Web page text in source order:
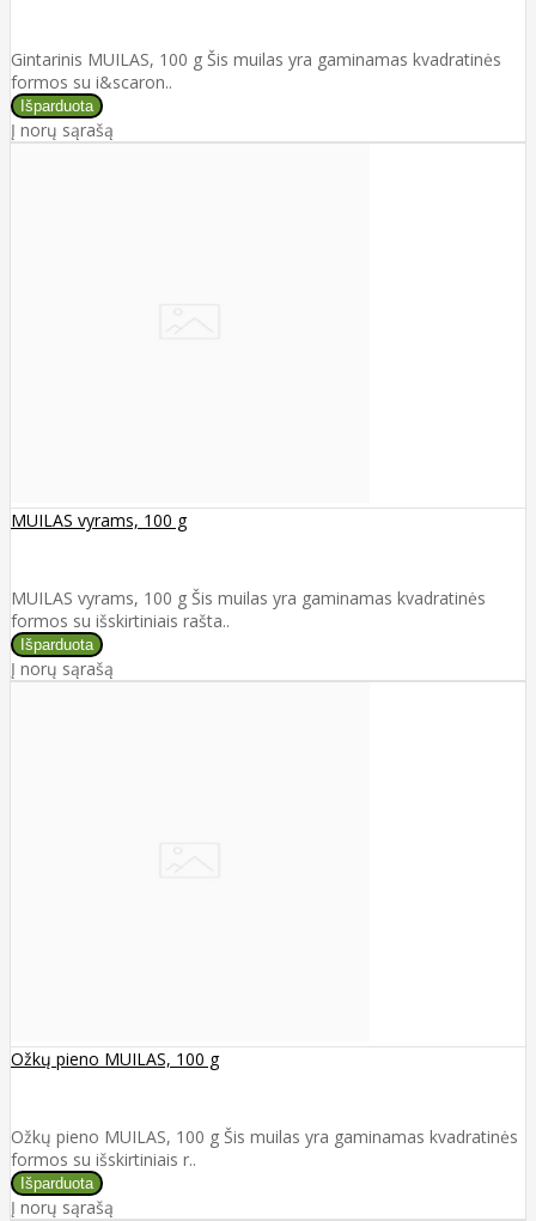
Gintarinis MUILAS, 100 g Šis muilas yra gaminamas kvadratinės
formos su i&scaron..
Į norų sąrašą
MUILAS vyrams, 100 g
MUILAS vyrams, 100 g Šis muilas yra gaminamas kvadratinės
formos su išskirtiniais rašta..
Į norų sąrašą
Ožkų pieno MUILAS, 100 g
Ožkų pieno MUILAS, 100 g Šis muilas yra gaminamas kvadratinės
formos su išskirtiniais r..
Į norų sąrašą